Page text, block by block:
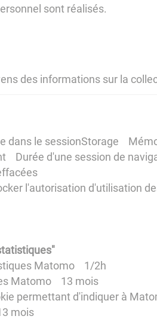
sont réalisés.
des informations sur la
dans le sessionStorage
Durée d'une session de
l'autorisation d'utilisation
Matomo 1/2h
Matomo 13 mois
permettant d'indiquer à
mois